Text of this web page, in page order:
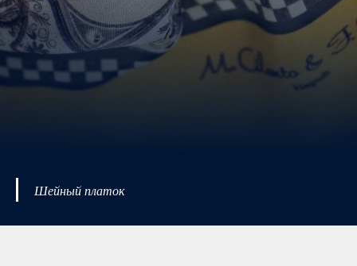
Шейный платок